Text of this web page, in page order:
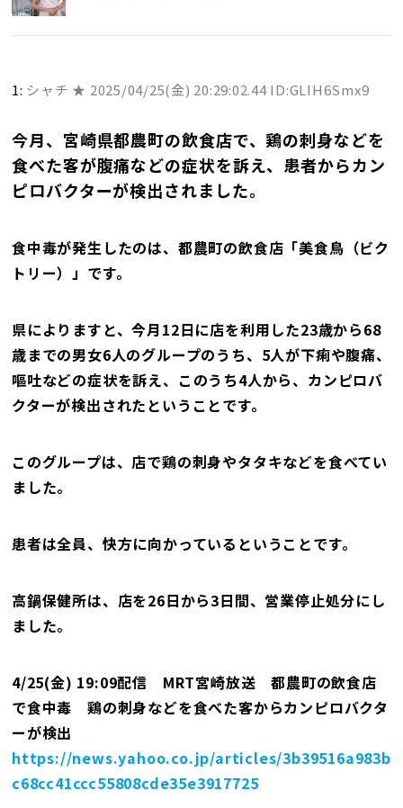
1: シャチ ★ 2025/04/25(金) 20:29:02.44 ID:GLIH6Smx9
今月、宮崎県都農町の飲食店で、鶏の刺身などを
食べた客が腹痛などの症状を訴え、患者からカン
ピロバクターが検出されました。
食中毒が発生したのは、都農町の飲食店「美食鳥（ビク
トリー）」です。
県によりますと、今月12日に店を利用した23歳から68
歳までの男女6人のグループのうち、5人が下痢や腹痛、
嘔吐などの症状を訴え、このうち4人から、カンピロバ
クターが検出されたということです。
このグループは、店で鶏の刺身やタタキなどを食べてい
ました。
患者は全員、快方に向かっているということです。
高鍋保健所は、店を26日から3日間、営業停止処分にし
ました。
4/25(金) 19:09配信 MRT宮崎放送 都農町の飲食店
で食中毒 鶏の刺身などを食べた客からカンピロバクタ
ーが検出
https://news.yahoo.co.jp/articles/3b39516a983b
c68cc41ccc55808cde35e3917725